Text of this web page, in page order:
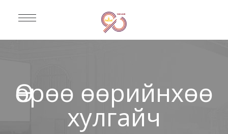
Өөрөө өөрийнхөө
хулгайч